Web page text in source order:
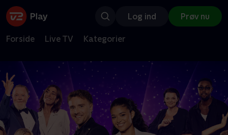
Log ind Prøv nu
Forside Live TV Kategorier